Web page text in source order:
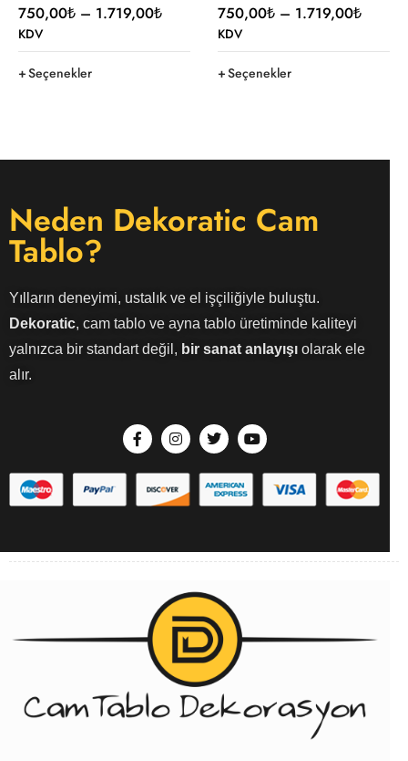
750,00₺ – 1.719,00₺
KDV
Seçenekler
750,00₺ – 1.719,00₺
KDV
Seçenekler
Neden Dekoratic Cam
Tablo?
Yılların deneyimi, ustalık ve el işçiliğiyle buluştu.
Dekoratic, cam tablo ve ayna tablo üretiminde kaliteyi
yalnızca bir standart değil, bir sanat anlayışı olarak ele
alır.